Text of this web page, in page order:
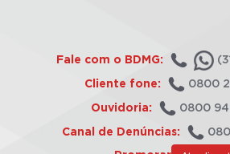
Fale com o BDMG:
Cliente fone: 0800
Ouvidoria: 0800
Canal de Denúncias: